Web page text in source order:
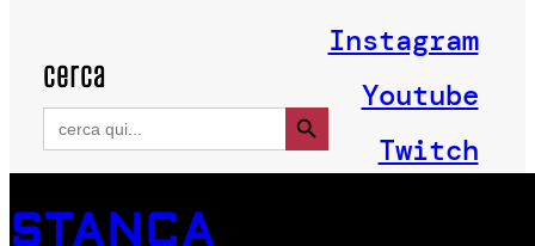
cerca
Search
for:
Search Button
Instagram
Youtube
Twitch
STANCA